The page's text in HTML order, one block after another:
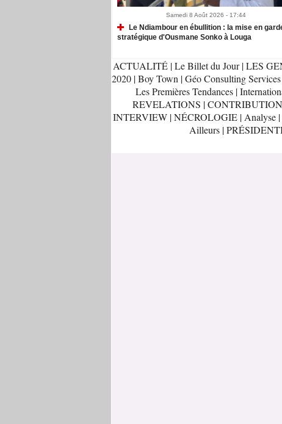
Samedi 8 Août 2026 - 17:44
Le Ndiambour en ébullition : la mise en
stratégique d'Ousmane Sonko à Louga
ACTUALITÉ |Le Billet du Jour |LES
2020 |Boy Town |Géo Consulting Services
Les Premières Tendances |
REVELATIONS |
INTERVIEW |NÉCROLOGIE |Analyse |
Ailleurs |